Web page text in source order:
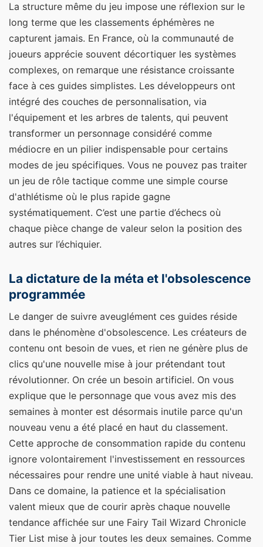
La structure même du jeu impose une réflexion sur le
long terme que les classements éphémères ne
capturent jamais. En France, où la communauté de
joueurs apprécie souvent décortiquer les systèmes
complexes, on remarque une résistance croissante
face à ces guides simplistes. Les développeurs ont
intégré des couches de personnalisation, via
l'équipement et les arbres de talents, qui peuvent
transformer un personnage considéré comme
médiocre en un pilier indispensable pour certains
modes de jeu spécifiques. Vous ne pouvez pas traiter
un jeu de rôle tactique comme une simple course
d'athlétisme où le plus rapide gagne
systématiquement. C’est une partie d’échecs où
chaque pièce change de valeur selon la position des
autres sur l’échiquier.
La dictature de la méta et l'obsolescence
programmée
Le danger de suivre aveuglément ces guides réside
dans le phénomène d'obsolescence. Les créateurs de
contenu ont besoin de vues, et rien ne génère plus de
clics qu'une nouvelle mise à jour prétendant tout
révolutionner. On crée un besoin artificiel. On vous
explique que le personnage que vous avez mis des
semaines à monter est désormais inutile parce qu'un
nouveau venu a été placé en haut du classement.
Cette approche de consommation rapide du contenu
ignore volontairement l'investissement en ressources
nécessaires pour rendre une unité viable à haut niveau.
Dans ce domaine, la patience et la spécialisation
valent mieux que de courir après chaque nouvelle
tendance affichée sur une Fairy Tail Wizard Chronicle
Tier List mise à jour toutes les deux semaines. Comme